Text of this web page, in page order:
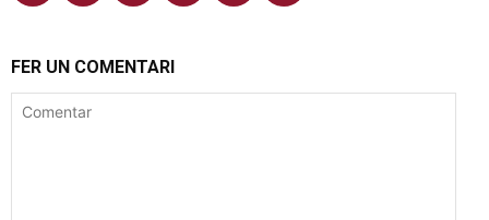
FER UN COMENTARI